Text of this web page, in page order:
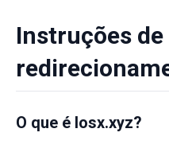
Instruções
O que é losx.xyz?